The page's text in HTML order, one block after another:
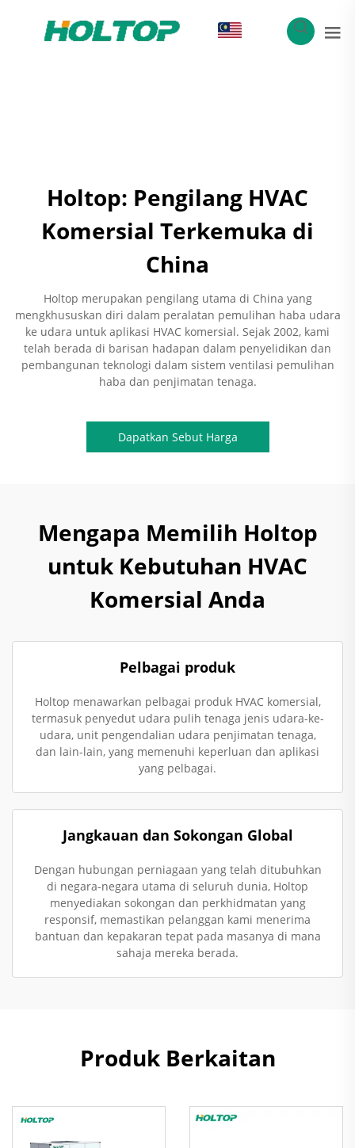
Holtop: Pengilang HVAC
Komersial Terkemuka di
China
Holtop merupakan pengilang utama di China yang
mengkhususkan diri dalam peralatan pemulihan haba udara
ke udara untuk aplikasi HVAC komersial. Sejak 2002, kami
telah berada di barisan hadapan dalam penyelidikan dan
pembangunan teknologi dalam sistem ventilasi pemulihan
haba dan penjimatan tenaga.
Dapatkan Sebut Harga
Mengapa Memilih Holtop
untuk Kebutuhan HVAC
Komersial Anda
Pelbagai produk
Holtop menawarkan pelbagai produk HVAC komersial,
termasuk penyedut udara pulih tenaga jenis udara-ke-
udara, unit pengendalian udara penjimatan tenaga,
dan lain-lain, yang memenuhi keperluan dan aplikasi
yang pelbagai.
Jangkauan dan Sokongan Global
Dengan hubungan perniagaan yang telah ditubuhkan
di negara-negara utama di seluruh dunia, Holtop
menyediakan sokongan dan perkhidmatan yang
responsif, memastikan pelanggan kami menerima
bantuan dan kepakaran tepat pada masanya di mana
sahaja mereka berada.
Produk Berkaitan